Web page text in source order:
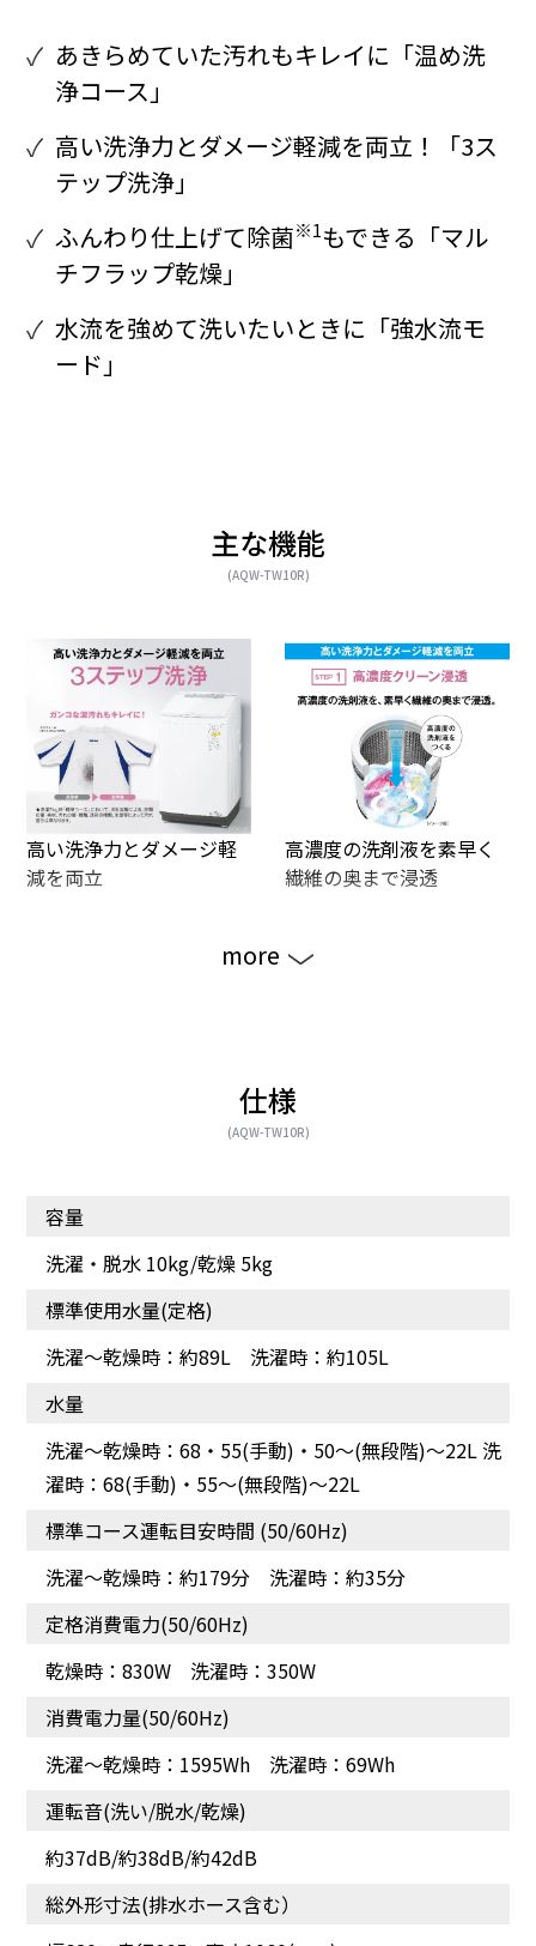
あきらめていた汚れもキレイに「温め洗
浄コース」
高い洗浄力とダメージ軽減を両立！「3ス
テップ洗浄」
ふんわり仕上げて除菌※1もできる「マル
チフラップ乾燥」
水流を強めて洗いたいときに「強水流モ
ード」
主な機能
(AQW-TW10R)
高い洗浄力とダメージ軽
減を両立
高濃度の洗剤液を素早く
繊維の奥まで浸透
衣類の入れ替わりを促
進、洗いムラを抑える
ガンコな汚れもキレイに
あきらめていた汚れもキ
more
仕様
(AQW-TW10R)
容量
洗濯・脱水 10kg/乾燥 5kg
標準使用水量(定格)
洗濯～乾燥時：約89L 洗濯時：約105L
水量
洗濯～乾燥時：68・55(手動)・50～(無段階)～22L 洗
濯時：68(手動)・55～(無段階)～22L
標準コース運転目安時間 (50/60Hz)
洗濯～乾燥時：約179分 洗濯時：約35分
定格消費電力(50/60Hz)
乾燥時：830W 洗濯時：350W
消費電力量(50/60Hz)
洗濯～乾燥時：1595Wh 洗濯時：69Wh
運転音(洗い/脱水/乾燥)
約37dB/約38dB/約42dB
総外形寸法(排水ホース含む）